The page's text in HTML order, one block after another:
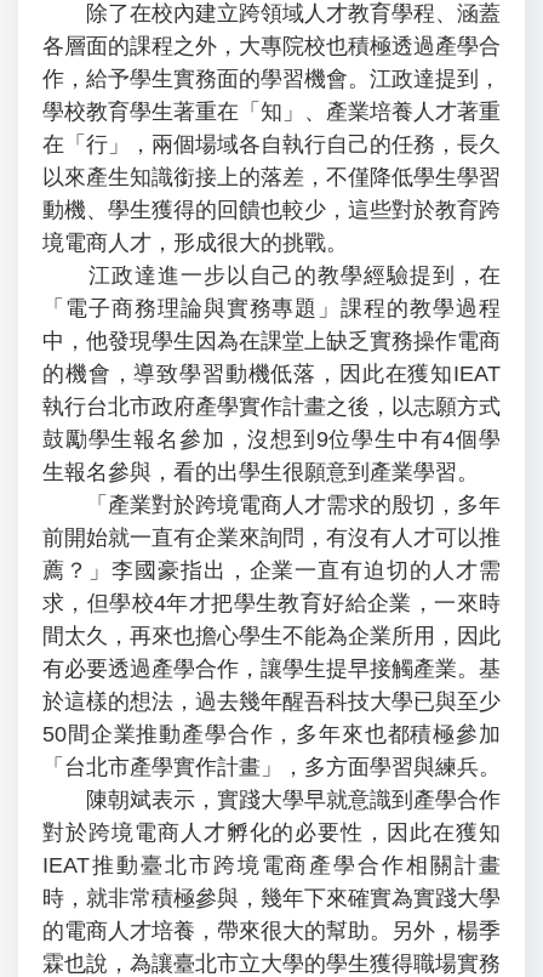
除了在校內建立跨領域人才教育學程、涵蓋
各層面的課程之外，大專院校也積極透過產學合
作，給予學生實務面的學習機會。江政達提到，
學校教育學生著重在「知」、產業培養人才著重
在「行」，兩個場域各自執行自己的任務，長久
以來產生知識銜接上的落差，不僅降低學生學習
動機、學生獲得的回饋也較少，這些對於教育跨
境電商人才，形成很大的挑戰。
江政達進一步以自己的教學經驗提到，在
「電子商務理論與實務專題」課程的教學過程
中，他發現學生因為在課堂上缺乏實務操作電商
的機會，導致學習動機低落，因此在獲知IEAT
執行台北市政府產學實作計畫之後，以志願方式
鼓勵學生報名參加，沒想到9位學生中有4個學
生報名參與，看的出學生很願意到產業學習。
「產業對於跨境電商人才需求的殷切，多年
前開始就一直有企業來詢問，有沒有人才可以推
薦？」李國豪指出，企業一直有迫切的人才需
求，但學校4年才把學生教育好給企業，一來時
間太久，再來也擔心學生不能為企業所用，因此
有必要透過產學合作，讓學生提早接觸產業。基
於這樣的想法，過去幾年醒吾科技大學已與至少
50間企業推動產學合作，多年來也都積極參加
「台北市產學實作計畫」，多方面學習與練兵。
陳朝斌表示，實踐大學早就意識到產學合作
對於跨境電商人才孵化的必要性，因此在獲知
IEAT推動臺北市跨境電商產學合作相關計畫
時，就非常積極參與，幾年下來確實為實踐大學
的電商人才培養，帶來很大的幫助。另外，楊季
霖也說，為讓臺北市立大學的學生獲得職場實務